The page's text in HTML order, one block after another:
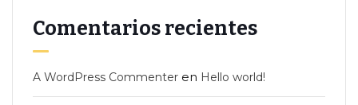
Comentarios recientes
A WordPress Commenter en Hello world!